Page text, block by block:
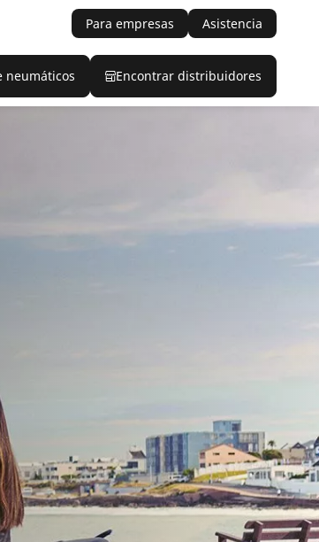
Para empresas Asistencia
neumáticos Encontrar distribuidores